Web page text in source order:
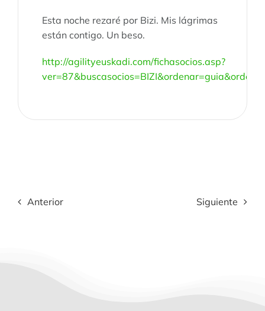
Esta noche rezaré por Bizi. Mis lágrimas
están contigo. Un beso.
http://agilityeuskadi.com/fichasocios.asp?
Anterior Siguiente